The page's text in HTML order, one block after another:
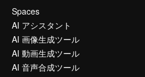
Spaces
AI アシスタント
AI 画像生成ツール
AI 動画生成ツール
AI 音声合成ツール